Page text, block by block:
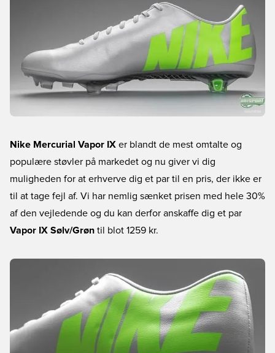
Nike Mercurial Vapor IX er blandt de mest omtalte og
populære støvler på markedet og nu giver vi dig
muligheden for at erhverve dig et par til en pris, der ikke er
til at tage fejl af. Vi har nemlig sænket prisen med hele 30%
af den vejledende og du kan derfor anskaffe dig et par
Vapor IX Sølv/Grøn til blot 1259 kr.